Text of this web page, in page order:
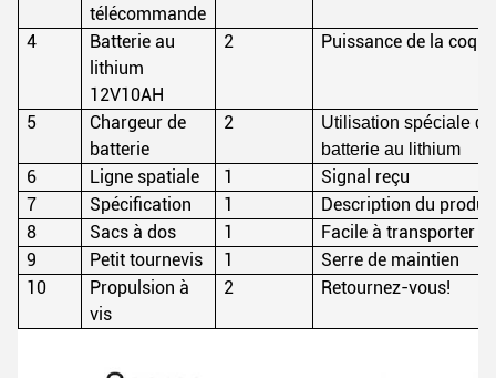
télécommande
4
Batterie au
lithium
12V10AH
2 Puissance de la coque
5
Chargeur de
batterie
2
Utilisation spéciale
batterie au lithium
6 Ligne spatiale 1
Signal reçu
7
Spécification 1
Description du produit
8
Sacs à dos 1
Facile à transporter
9
Petit tournevis 1
Serre de maintien
10
Propulsion à
vis
2 Retournez-vous!